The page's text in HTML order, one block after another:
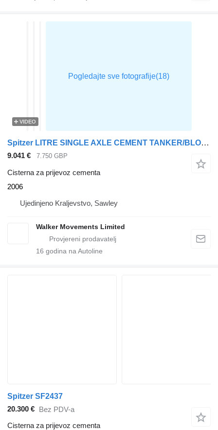
VIDEO
Spitzer LITRE SINGLE AXLE CEMENT TANKER/BLOWER TRAILER – 2006 – C441576
9.041 € 7.750 GBP
Cisterna za prijevoz cementa
2006
Ujedinjeno Kraljevstvo, Sawley
Walker Movements Limited
16 godina na Autoline
Spitzer SF2437
20.300 € Bez PDV-a
Cisterna za prijevoz cementa